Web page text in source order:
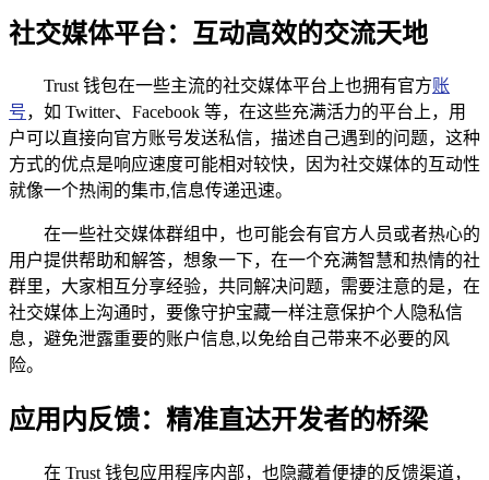
社交媒体平台：互动高效的交流天地
Trust 钱包在一些主流的社交媒体平台上也拥有官方账
号，如 Twitter、Facebook 等，在这些充满活力的平台上，用
户可以直接向官方账号发送私信，描述自己遇到的问题，这种
方式的优点是响应速度可能相对较快，因为社交媒体的互动性
就像一个热闹的集市,信息传递迅速。
在一些社交媒体群组中，也可能会有官方人员或者热心的
用户提供帮助和解答，想象一下，在一个充满智慧和热情的社
群里，大家相互分享经验，共同解决问题，需要注意的是，在
社交媒体上沟通时，要像守护宝藏一样注意保护个人隐私信
息，避免泄露重要的账户信息,以免给自己带来不必要的风
险。
应用内反馈：精准直达开发者的桥梁
在 Trust 钱包应用程序内部，也隐藏着便捷的反馈渠道，